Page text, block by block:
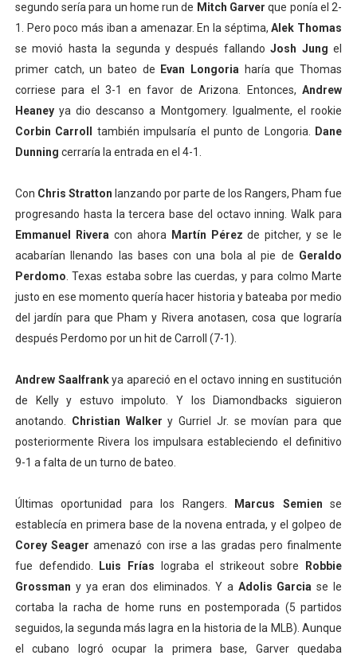
segundo sería para un home run de Mitch Garverque ponía el 2-
1. Pero poco más iban a amenazar. En la séptima,Alek Thomas
se movió hasta la segunda y después fallandoJosh Jungel
primer catch, un bateo de
Evan Longoria
haría que Thomas
corriese para el 3-1 en favor de Arizona. Entonces,Andrew
Heaneyya dio descanso a Montgomery. Igualmente, el rookie
Corbin Carroll también impulsaría el punto de Longoria.
Dane
Dunning cerraría la entrada en el 4-1.
Con Chris Stratton lanzando por parte de los Rangers, Pham fue
progresando hasta la tercera base del octavo inning. Walk para
Emmanuel Rivera con ahora Martín Pérezde pitcher, y se le
acabarían llenando las bases con una bola al pie de Geraldo
Perdomo . Texas estaba sobre las cuerdas, y para colmo Marte
justo en ese momento quería hacer historia y bateaba por medio
del jardín para que Pham y Rivera anotasen, cosa que lograría
después Perdomo por un hit de Carroll (7-1).
Andrew Saalfrankya apareció en el octavo inning en sustitución
de Kelly y estuvo impoluto. Y los Diamondbacks siguieron
anotando. Christian Walkery Gurriel Jr. se movían para que
posteriormente Rivera los impulsara estableciendo el definitivo
9-1 a falta de un turno de bateo.
Últimas oportunidad para los Rangers. Marcus Semiense
establecía en primera base de la novena entrada, y el golpeo de
Corey Seageramenazó con irse a las gradas pero finalmente
fue defendido.
Luis Frías lograba el strikeout sobre
Robbie
Grossman y ya eran dos eliminados. Y a Adolis Garciase le
cortaba la racha de home runs en postemporada (5 partidos
seguidos, la segunda más lagra en la historia de la MLB). Aunque
el cubano logró ocupar la primera base, Garver quedaba